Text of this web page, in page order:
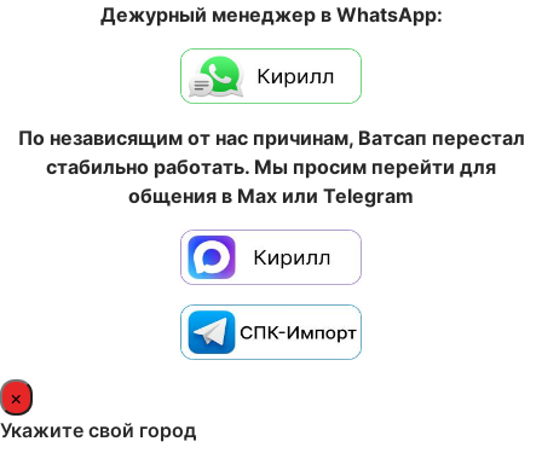
Дежурный менеджер в WhatsApp:
По независящим от нас причинам, Ватсап перестал
стабильно работать. Мы просим перейти для
общения в Max или Telegram
×
Укажите свой город